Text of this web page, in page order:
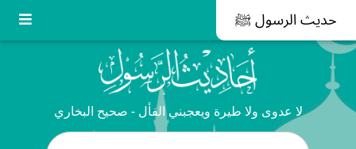
حديث الرسول ﷺ
لا عدوى ولا طيرة ويعجبني الفأل - صحيح البخاري